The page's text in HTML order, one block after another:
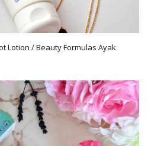
Lotion / Beauty Formulas Ayak